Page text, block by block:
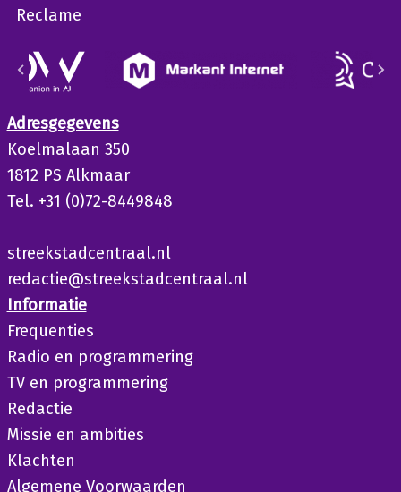
Reclame
Adresgegevens
Koelmalaan 350
1812 PS Alkmaar
Tel. +31 (0)72-8449848
streekstadcentraal.nl
redactie@streekstadcentraal.nl
Informatie
Frequenties
Radio en programmering
TV en programmering
Redactie
Missie en ambities
Klachten
Algemene Voorwaarden